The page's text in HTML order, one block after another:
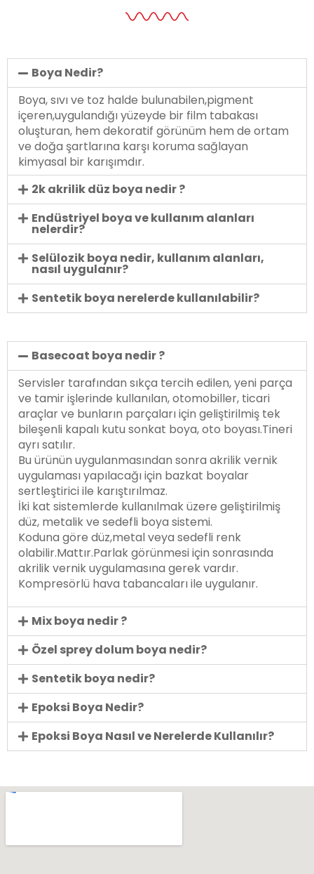
Boya Nedir?
Boya, sıvı ve toz halde bulunabilen,pigment
içeren,uygulandığı yüzeyde bir film tabakası
oluşturan, hem dekoratif görünüm hem de ortam
ve doğa şartlarına karşı koruma sağlayan
kimyasal bir karışımdır.
2k akrilik düz boya nedir ?
Endüstriyel boya ve kullanım alanları
nelerdir?
Selülozik boya nedir, kullanım alanları,
nasıl uygulanır?
Sentetik boya nerelerde kullanılabilir?
Basecoat boya nedir ?
Servisler tarafından sıkça tercih edilen, yeni parça
ve tamir işlerinde kullanılan, otomobiller, ticari
araçlar ve bunların parçaları için geliştirilmiş tek
bileşenli kapalı kutu sonkat boya, oto boyası.Tineri
ayrı satılır.
Bu ürünün uygulanmasından sonra akrilik vernik
uygulaması yapılacağı için bazkat boyalar
sertleştirici ile karıştırılmaz.
İki kat sistemlerde kullanılmak üzere geliştirilmiş
düz, metalik ve sedefli boya sistemi.
Koduna göre düz,metal veya sedefli renk
olabilir.Mattır.Parlak görünmesi için sonrasında
akrilik vernik uygulamasına gerek vardır.
Kompresörlü hava tabancaları ile uygulanır.
Mix boya nedir ?
Özel sprey dolum boya nedir?
Sentetik boya nedir?
Epoksi Boya Nedir?
Epoksi Boya Nasıl ve Nerelerde Kullanılır?